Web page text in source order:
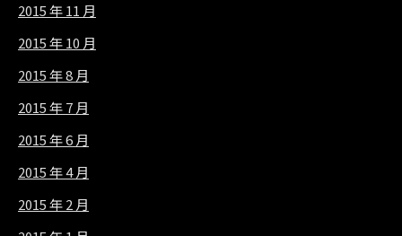
2015 年 11 月
2015 年 10 月
2015 年 8 月
2015 年 7 月
2015 年 6 月
2015 年 4 月
2015 年 2 月